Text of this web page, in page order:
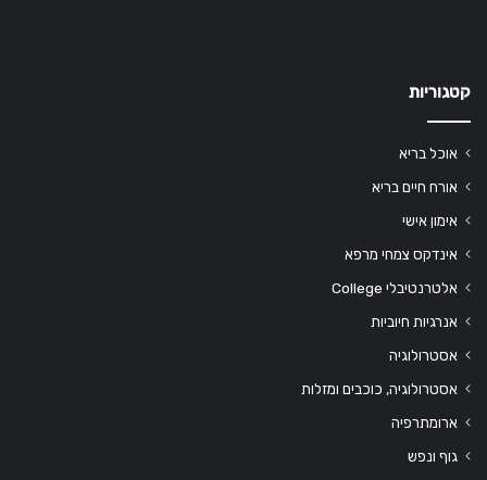
קטגוריות
אוכל בריא
אורח חיים בריא
אימון אישי
אינדקס צמחי מרפא
אלטרנטיבלי College
אנרגיות חיוביות
אסטרולוגיה
אסטרולוגיה, כוכבים ומזלות
ארומתרפיה
גוף ונפש